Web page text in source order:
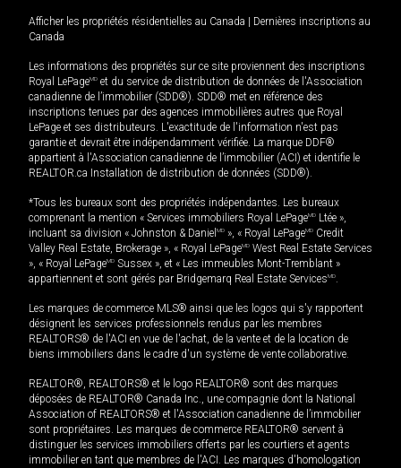
Afficher les propriétés résidentielles au Canada
Dernières inscriptions au
Canada
Les informations des propriétés sur ce site proviennent des inscriptions
Royal LePageMD et du service de distribution de données de l'Association
canadienne de l’immobilier (SDD®). SDD® met en référence des
inscriptions tenues par des agences immobilières autres que Royal
LePage et ses distributeurs. L'exactitude de l'information n'est pas
garantie et devrait être indépendamment vérifiée. La marque DDF®
appartient à l'Association canadienne de l’immobilier (ACI) et identifie le
REALTOR.ca Installation de distribution de données (SDD®).
*Tous les bureaux sont des propriétés indépendantes. Les bureaux
comprenant la mention « Services immobiliers Royal LePageMD Ltée »,
incluant sa division « Johnston & Daniel MD », « Royal LePageMD Credit
Valley Real Estate, Brokerage », « Royal LePageMD West Real Estate Services
», « Royal LePageMD Sussex », et « Les immeubles Mont-Tremblant »
appartiennent et sont gérés par Bridgemarq Real Estate ServicesMD.
Les marques de commerce MLS® ainsi que les logos qui s'y rapportent
désignent les services professionnels rendus par les membres
REALTORS® de l'ACI en vue de l'achat, de la vente et de la location de
biens immobiliers dans le cadre d'un système de vente collaborative.
REALTOR®, REALTORS® et le logo REALTOR® sont des marques
déposées de REALTOR® Canada Inc., une compagnie dont la National
Association of REALTORS® et l'Association canadienne de l’immobilier
sont propriétaires. Les marques de commerce REALTOR® servent à
distinguer les services immobiliers offerts par les courtiers et agents
immobilier en tant que membres de l'ACI. Les marques d'homologation